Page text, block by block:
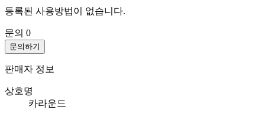
등록된 사용방법이 없습니다.
문의 0
문의하기
판매자 정보
상호명
카라운드